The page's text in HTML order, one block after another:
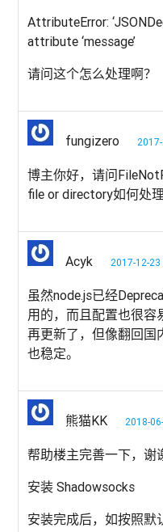
AttributeError:
attribute ‘message’
请问这个怎么处理啊？
fungizero
博主你好，请问
file or directory如何处理
Acyk 2017-12-23
虽然node.js已经
用的，而且配置也很容
再更新了，但像翻回国
也稳定。
熊猫KK 2018-
帮助楼主完善一下，谢
安装 Shadowsocks
安装完成后，如按照默